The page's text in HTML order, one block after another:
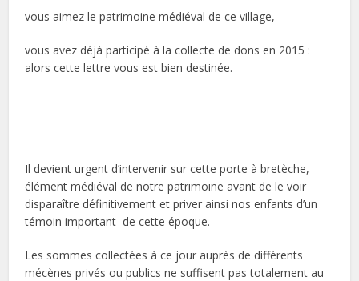
vous aimez le patrimoine médiéval de ce village,
vous avez déjà participé à la collecte de dons en 2015 :
alors cette lettre vous est bien destinée.
Il devient urgent d’intervenir sur cette porte à bretèche,
élément médiéval de notre patrimoine avant de le voir
disparaître définitivement et priver ainsi nos enfants d’un
témoin important de cette époque.
Les sommes collectées à ce jour auprès de différents
mécènes privés ou publics ne suffisent pas totalement au